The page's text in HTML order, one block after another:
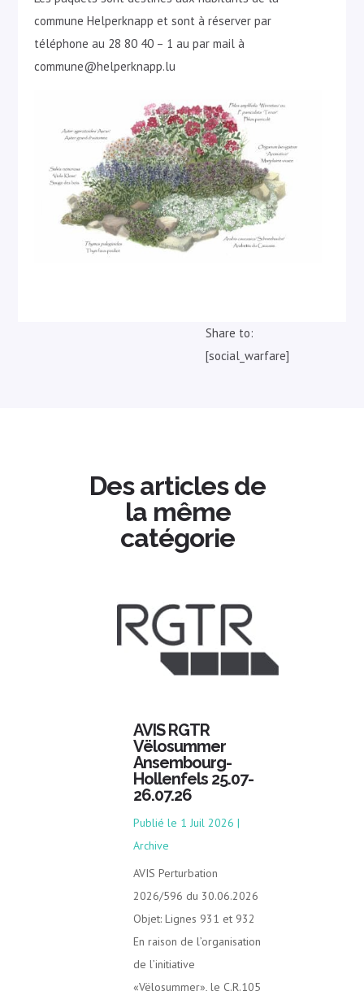
commune Helperknapp et sont à réserver par
téléphone au 28 80 40 – 1 au par mail à
commune@helperknapp.lu
Share to:
[social_warfare]
Des articles de
la même
catégorie
AVIS RGTR
Vëlosummer
Ansembourg-
Hollenfels 25.07-
26.07.26
1 Juil 2026 |
Archive
AVIS Perturbation
2026/596 du 30.06.2026
Objet: Lignes 931 et 932
En raison de l’organisation
de l’initiative
«Vëlosummer», le C.R.105